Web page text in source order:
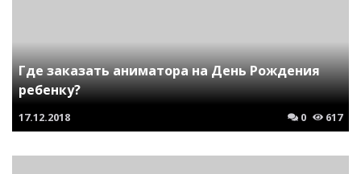
Где заказать аниматора на День Рождения
ребенку?
17.12.2018 0 617